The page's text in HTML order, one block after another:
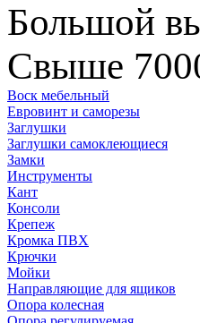
Большой
Свыше
Воск мебельный
Евровинт и саморезы
Заглушки
Заглушки самоклеющиеся
Замки
Инструменты
Кант
Консоли
Крепеж
Кромка ПВХ
Крючки
Мойки
Направляющие для ящиков
Опора колесная